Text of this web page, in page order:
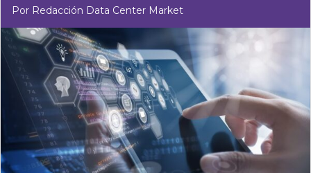
Por Redacción Data Center Market